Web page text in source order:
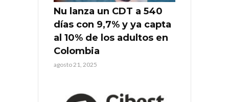
Nu lanza un CDT a 540
días con 9,7% y ya capta
al 10% de los adultos en
Colombia
agosto 21, 2025